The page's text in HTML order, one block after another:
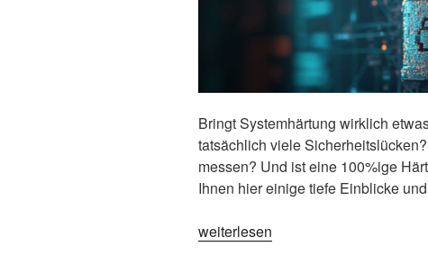
Bringt Systemhärtung wirklich
tatsächlich viele
messen? Und ist eine 100%ige
Ihnen hier einige tiefe Einblicke
„Systemhärtung
weiterlesen